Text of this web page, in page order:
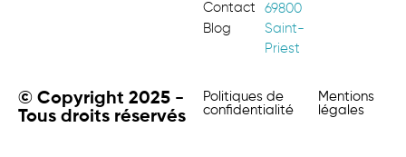
Contact
Blog
69800
Saint-
Priest
© Copyright 2025 -
Tous droits réservés
Mentions
légales
Politiques de
confidentialité